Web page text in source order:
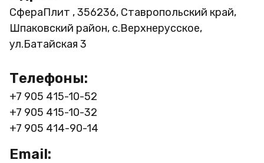
СфераПлит , 356236, Ставропольский край,
Шпаковский район, с.Верхнерусское,
ул.Батайская 3
Телефоны:
+7 905 415-10-52
+7 905 415-10-32
+7 905 414-90-14
Email: